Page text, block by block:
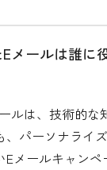
メールは誰に
ルは、技術的な
、パーソナライ
Eメールキャン